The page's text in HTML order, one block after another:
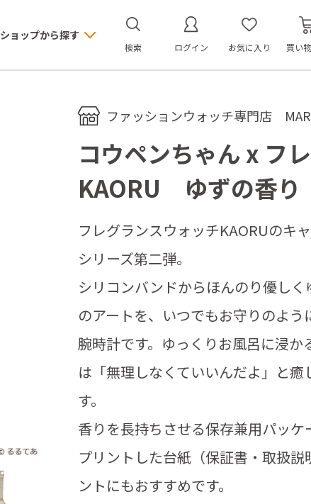
ショップから探す
検索 ログイン お気に入り 買い
ファッションウォッチ専門店
コウペンちゃん x フ
KAORU ゆずの香
フレグランスウォッチKAORUのキ
シリーズ第二弾。
シリコンバンドからほんのり優し
のアートを、いつでもお守りのよ
腕時計です。ゆっくりお風呂に浸
は「無理しなくていいんだよ」と
す。
香りを長持ちさせる保存兼用パッ
プリントした台紙（保証書・取扱
ントにもおすすめです。